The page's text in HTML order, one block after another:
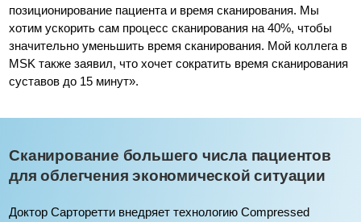
позиционирование пациента и время сканирования. Мы
хотим ускорить сам процесс сканирования на 40%, чтобы
значительно уменьшить время сканирования. Мой коллега в
MSK также заявил, что хочет сократить время сканирования
суставов до 15 минут».
Сканирование большего числа пациентов
для облегчения экономической ситуации
Доктор Сарторетти внедряет технологию Compressed